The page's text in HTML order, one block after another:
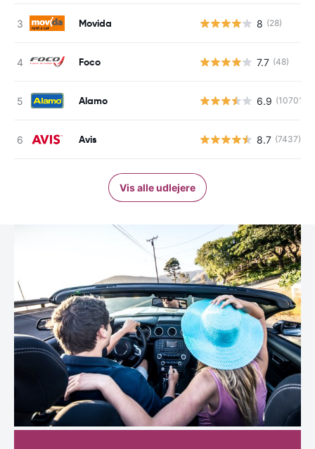
Movida 8 (28)
Foco 7.7 (48)
Alamo 6.9 (10701)
Avis 8.7 (7437)
Vis alle udlejere